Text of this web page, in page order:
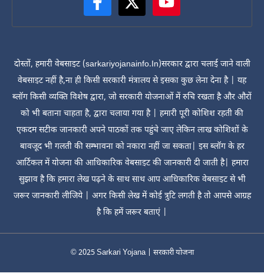
दोस्तों, हमारी वेबसाइट (sarkariyojanainfo.In)सरकार द्वारा चलाई जाने वाली
वेबसाइट नहीं है,ना ही किसी सरकारी मंत्रालय से इसका कुछ लेना देना है | यह
ब्लॉग किसी व्यक्ति विशेष द्वारा, जो सरकारी योजनाओं में रुचि रखता है और औरों
को भी बताना चाहता है, द्वारा चलाया गया है | हमारी पूरी कोशिश रहती की
एकदम सटीक जानकारी अपने पाठकों तक पहुंचे जाए लेकिन लाख कोशिशों के
बावजूद भी गलती की सम्भावना को नकारा नहीं जा सकता| इस ब्लॉग के हर
आर्टिकल में योजना की आधिकारिक वेबसाइट की जानकारी दी जाती है| हमारा
सुझाव है कि हमारा लेख पढ़ने के साथ साथ आप आधिकारिक वेबसाइट से भी
जरूर जानकारी लीजिये | अगर किसी लेख में कोई त्रुटि लगती है तो आपसे आग्रह
है कि हमें जरूर बताएं |
© 2025Sarkari Yojana | सरकारी योजना